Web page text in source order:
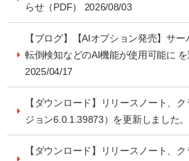
ライブの再生とカメラ操作
レイアウトの作成
30日間無料体験
デモサーバー
NVR(ネットワークビデオレコーダー)サ
システ・ケイカメラサイトへ
らせ（PDF） 2026/08/03
【ブログ】【AIオプション発売】サー
転倒検知などのAI機能が使用可能に を
2025/04/17
【ダウンロード】リリースノート、
ジョン6.0.1.39873）を更新しました
【ダウンロード】リリースノート、